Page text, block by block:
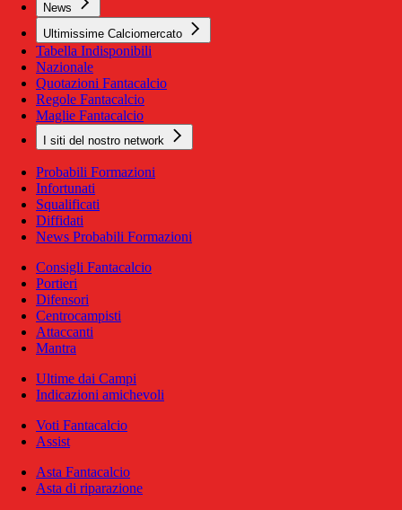
News
Ultimissime Calciomercato
Tabella Indisponibili
Nazionale
Quotazioni Fantacalcio
Regole Fantacalcio
Maglie Fantacalcio
I siti del nostro network
Probabili Formazioni
Infortunati
Squalificati
Diffidati
News Probabili Formazioni
Consigli Fantacalcio
Portieri
Difensori
Centrocampisti
Attaccanti
Mantra
Ultime dai Campi
Indicazioni amichevoli
Voti Fantacalcio
Assist
Asta Fantacalcio
Asta di riparazione